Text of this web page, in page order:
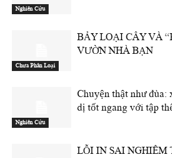
Nghiên Cứu
Chưa Phân Loại
BẢY LOẠI CÂY VÀ
VƯỜN NHÀ BẠN
Nghiên Cứu
Chuyện thật như đùa:
dị tốt ngang với tập
LỖI IN SAI NGHIÊM